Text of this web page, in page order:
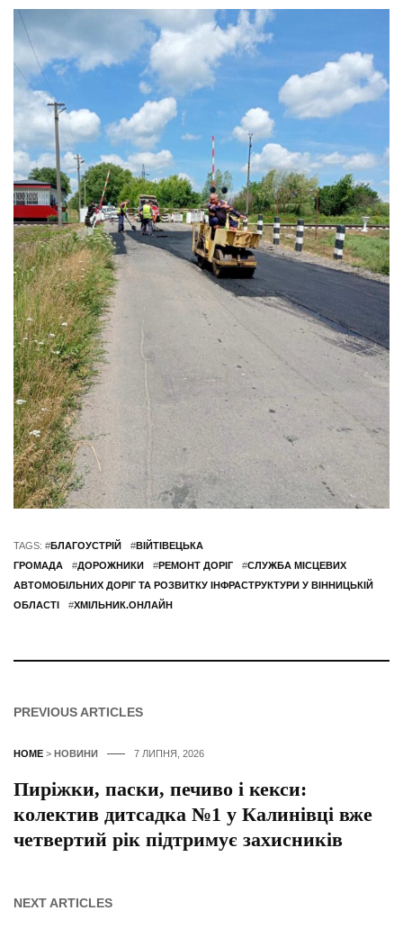
TAGS: #БЛАГОУСТРІЙ #ВІЙТІВЕЦЬКА
ГРОМАДА
#ДОРОЖНИКИ #РЕМОНТ ДОРІГ #СЛУЖБА МІСЦЕВИХ
АВТОМОБІЛЬНИХ ДОРІГ ТА РОЗВИТКУ ІНФРАСТРУКТУРИ У ВІННИЦЬКІЙ
ОБЛАСТІ
#ХМІЛЬНИК.ОНЛАЙН
PREVIOUS ARTICLES
HOME > НОВИНИ 7 ЛИПНЯ, 2026
Пиріжки, паски, печиво і кекси:
колектив дитсадка №1 у Калинівці вже
четвертий рік підтримує захисників
NEXT ARTICLES